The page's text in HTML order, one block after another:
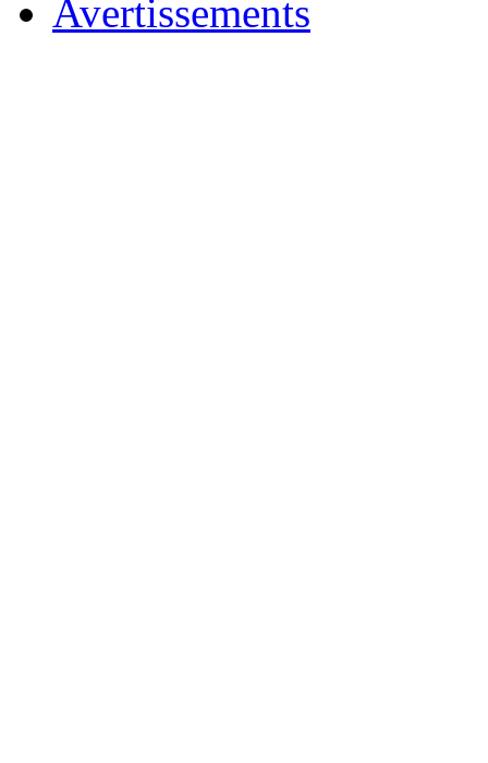
Avertissements